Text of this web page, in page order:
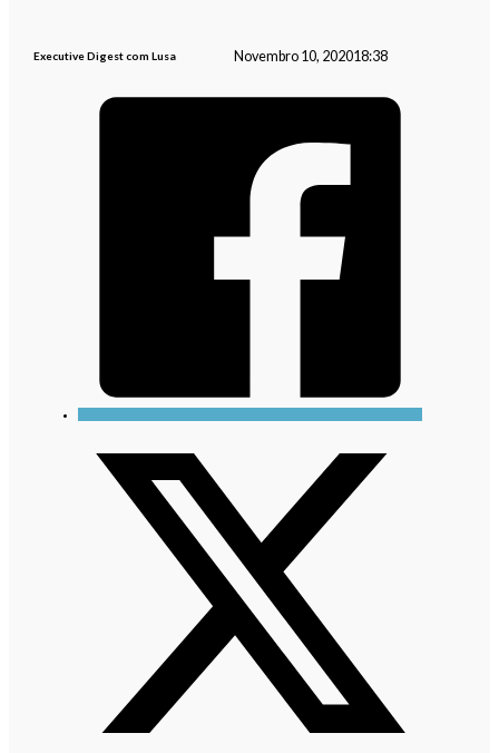
Executive Digest com Lusa Novembro 10, 202018:38